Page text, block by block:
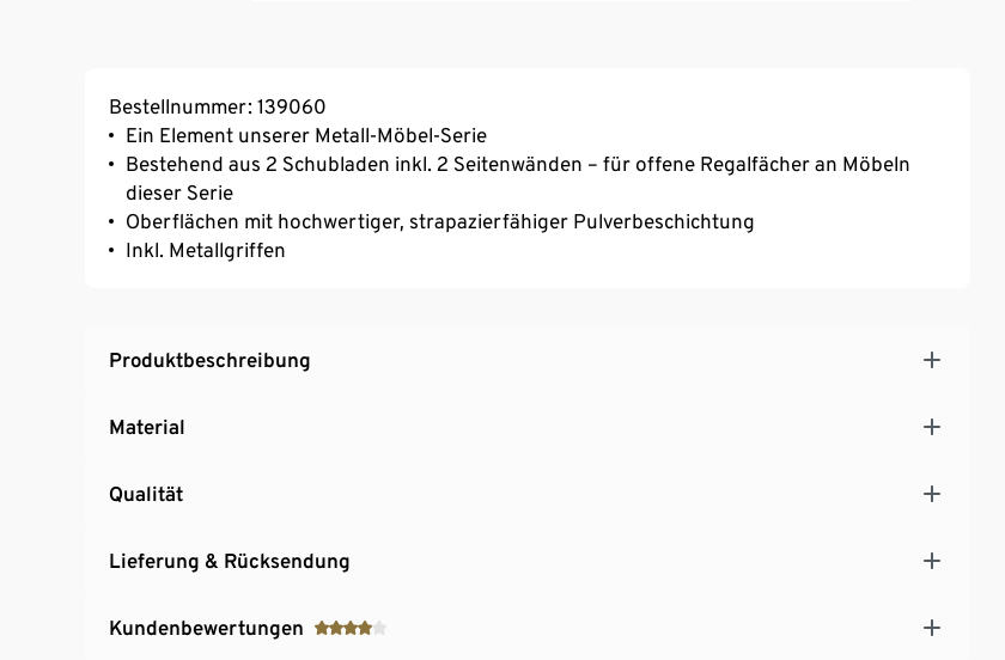
Bestellnummer: 139060
Ein Element unserer Metall-Möbel-Serie
Bestehend aus 2 Schubladen inkl. 2 Seitenwänden – für offene Regalfächer an Möbeln
dieser Serie
Oberflächen mit hochwertiger, strapazierfähiger Pulverbeschichtung
Inkl. Metallgriffen
Produktbeschreibung
Material
Qualität
Lieferung & Rücksendung
Kundenbewertungen